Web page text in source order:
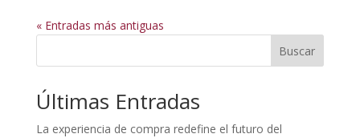
« Entradas más antiguas
Buscar
Últimas Entradas
La experiencia de compra redefine el futuro del